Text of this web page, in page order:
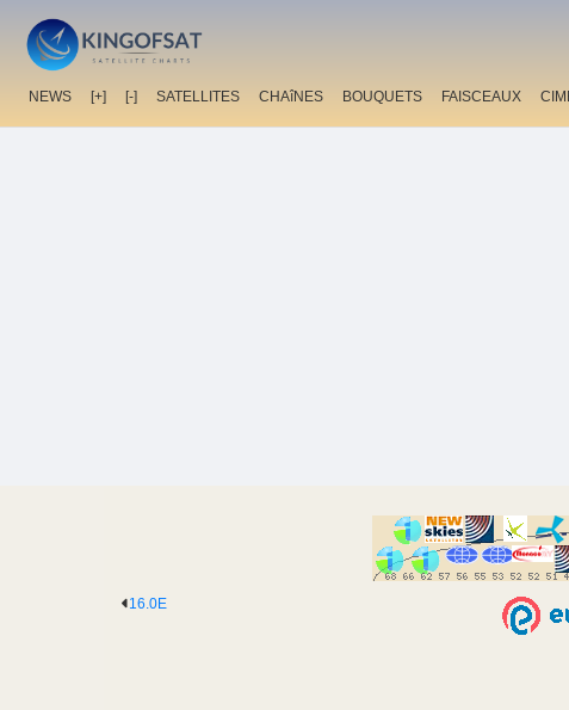
NEWS [+] [-] SATELLITES CHAîNES BOUQUETS FAISCEAUX
16.0E